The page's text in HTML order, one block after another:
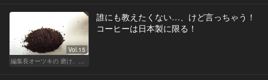
Vol.15
誰にも教えたくない…、けど言っちゃう！
コーヒーは日本製に限る！